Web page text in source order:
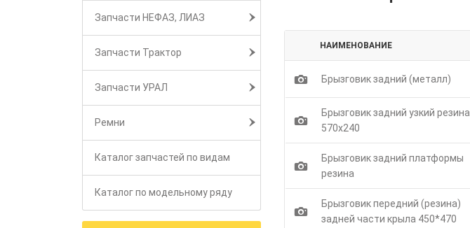
Запчасти НЕФАЗ, ЛИАЗ
Запчасти Трактор
Запчасти УРАЛ
Ремни
Каталог запчастей по видам
Каталог по модельному ряду
НАИМЕНОВАНИЕ
1 Брызговик задний (металл)
1
Брызговик задний узкий резина
570х240
1
Брызговик задний платформы
резина
1
Брызговик передний (резина)
задней части крыла 450*470